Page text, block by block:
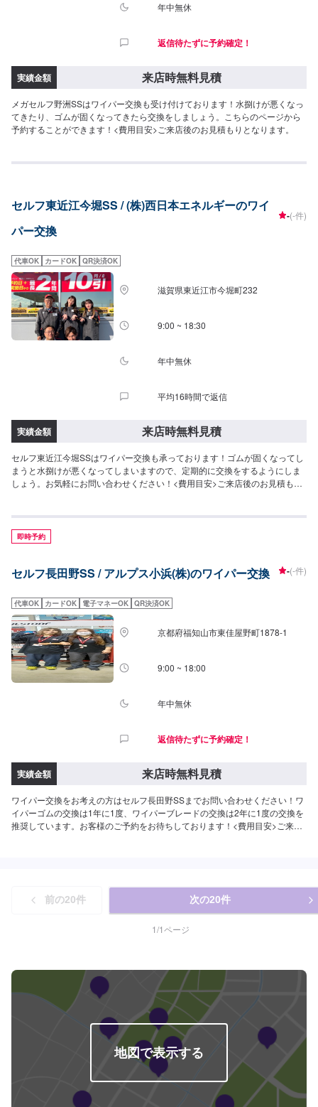
年中無休
返信待たずに予約確定！
実績金額 来店時無料見積
メガセルフ野洲SSはワイパー交換も受け付けております！水捌けが悪くなっ
てきたり、ゴムが固くなってきたら交換をしましょう。こちらのページから
予約することができます！<費用目安>ご来店後のお見積もりとなります。
セルフ東近江今堀SS / (株)西日本エネルギーのワイ
パー交換
-(-件)
代車OK カードOK QR決済OK
滋賀県東近江市今堀町232
9:00 ~ 18:30
年中無休
平均16時間で返信
実績金額 来店時無料見積
セルフ東近江今堀SSはワイパー交換も承っております！ゴムが固くなってし
まうと水捌けが悪くなってしまいますので、定期的に交換をするようにしま
しょう。お気軽にお問い合わせください！<費用目安>ご来店後のお見積もり
即時予約
セルフ長田野SS / アルプス小浜(株)のワイパー交換 -(-件)
代車OK カードOK 電子マネーOK QR決済OK
京都府福知山市東佳屋野町1878-1
9:00 ~ 18:00
年中無休
返信待たずに予約確定！
実績金額 来店時無料見積
ワイパー交換をお考えの方はセルフ長田野SSまでお問い合わせください！ワ
イパーゴムの交換は1年に1度、ワイパーブレードの交換は2年に1度の交換を
推奨しています。お客様のご予約をお待ちしております！<費用目安>ご来店
前の20件 次の20件
1/1ページ
地図で表示する